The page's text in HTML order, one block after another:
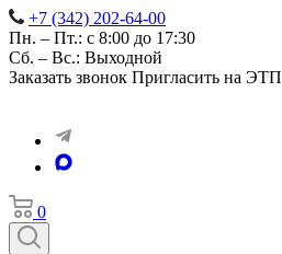
+7 (342) 202-64-00
Пн. – Пт.: с 8:00 до 17:30
Сб. – Вс.: Выходной
Заказать звонок Пригласить на ЭТП
0